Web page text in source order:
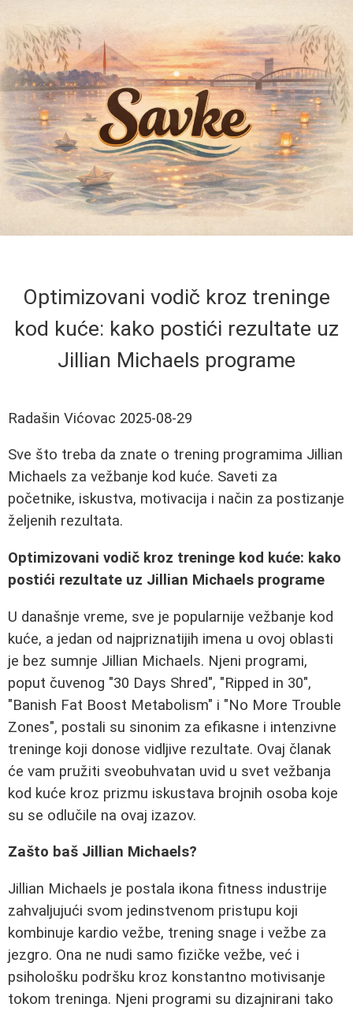
Optimizovani vodič kroz treninge
kod kuće: kako postići rezultate uz
Jillian Michaels programe
Radašin Vićovac 2025-08-29
Sve što treba da znate o trening programima Jillian
Michaels za vežbanje kod kuće. Saveti za
početnike, iskustva, motivacija i način za postizanje
željenih rezultata.
Optimizovani vodič kroz treninge kod kuće: kako
postići rezultate uz Jillian Michaels programe
U današnje vreme, sve je popularnije vežbanje kod
kuće, a jedan od najpriznatijih imena u ovoj oblasti
je bez sumnje Jillian Michaels. Njeni programi,
poput čuvenog "30 Days Shred", "Ripped in 30",
"Banish Fat Boost Metabolism" i "No More Trouble
Zones", postali su sinonim za efikasne i intenzivne
treninge koji donose vidljive rezultate. Ovaj članak
će vam pružiti sveobuhvatan uvid u svet vežbanja
kod kuće kroz prizmu iskustava brojnih osoba koje
su se odlučile na ovaj izazov.
Zašto baš Jillian Michaels?
Jillian Michaels je postala ikona fitness industrije
zahvaljujući svom jedinstvenom pristupu koji
kombinuje kardio vežbe, trening snage i vežbe za
jezgro. Ona ne nudi samo fizičke vežbe, već i
psihološku podršku kroz konstantno motivisanje
tokom treninga. Njeni programi su dizajnirani tako